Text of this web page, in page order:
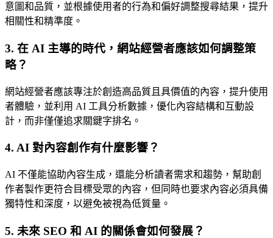
意圖和品質，並根據使用者的行為和偏好調整搜尋結果，提升
相關性和精準度。
3. 在 AI 主導的時代，網站經營者應該如何調整策
略？
網站經營者應該專注於創造高品質且具價值的內容，提升使用
者體驗，並利用 AI 工具分析數據，優化內容結構和互動設
計，而非僅僅追求關鍵字排名。
4. AI 對內容創作有什麼影響？
AI 不僅能協助內容生成，還能分析讀者需求和趨勢，幫助創
作者製作更符合目標受眾的內容，但同時也要求內容必須具備
獨特性和深度，以避免被視為低質量。
5. 未來 SEO 和 AI 的關係會如何發展？